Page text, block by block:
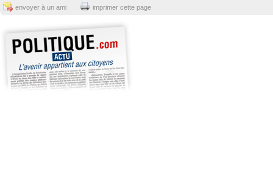
envoyer à un ami imprimer cette page